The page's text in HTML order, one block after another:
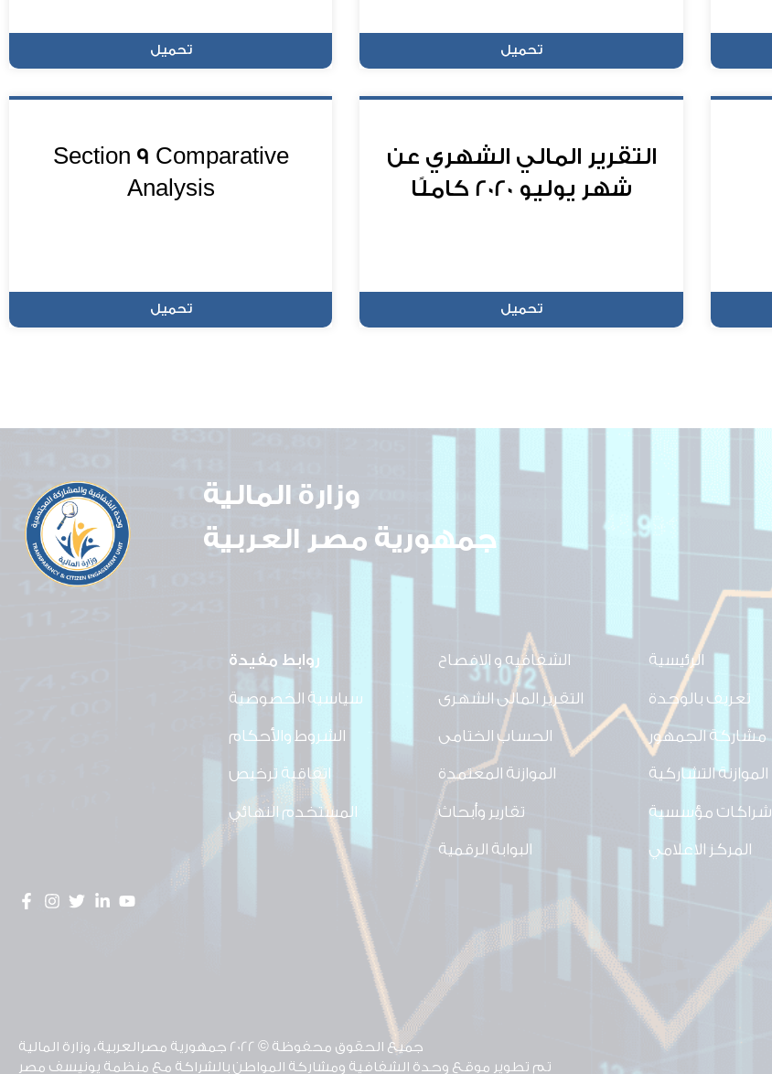
تحميل تحميل
التقرير المالي الشهري عن
شهر يوليو 2020 كاملًا
تحميل
Section 9 Comparative
Analysis
تحميل
وزارة المالية
جمهورية مصر العربية
روابط مفيدة
سياسية الخصوصية
الشروط والأحكام
اتفاقية ترخيص
المستخدم النهائي
الشفافيه و الافصاح
التقرير المالى الشهرى
الحساب الختامى
الموازنة المعتمدة
تقارير وأبحاث
البوابة الرقمية
الرئيسية
تعريف بالوحدة
مشاركة الجمهور
الموازنة التشاركية
شراكات مؤسسية
المركز الاعلامي
جميع الحقوق محفوظة © 2022 جمهورية مصرالعربية، وزارة المالية
تم تطوير موقع وحدة الشفافية ومشاركة المواطن بالشراكة مع منظمة يونيسف مصر